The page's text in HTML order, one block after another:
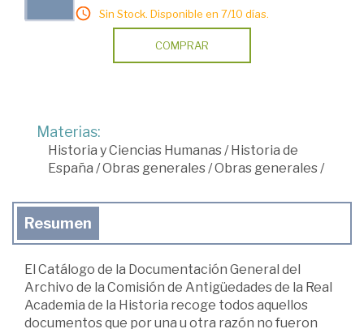
Sin Stock. Disponible en 7/10 días.
COMPRAR
Materias:
Historia y Ciencias Humanas/ Historia de
España /Obras generales/Obras generales/
Resumen
El Catálogo de la Documentación General del
Archivo de la Comisión de Antigüedades de la Real
Academia de la Historia recoge todos aquellos
documentos que por una u otra razón no fueron